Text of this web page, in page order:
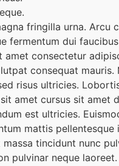
fringilla urna. Arcu
fermentum dui
amet consectetur
consequat
risus ultricies.
amet cursus sit amet
est ultricies.
mattis
tincidunt nunc
pulvinar neque laoreet.